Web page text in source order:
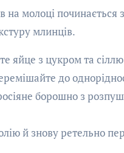
на молоці
млинців.
яйце з цукром та
до
борошно з
й знову ретельно